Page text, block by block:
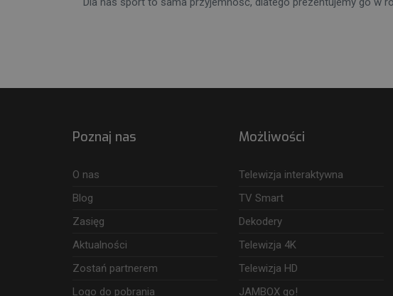
Poznaj nas
O nas
Blog
Zasięg
Aktualności
Zostań partnerem
Logo do pobrania
Możliwości
Telewizja interaktywna
TV Smart
Dekodery
Telewizja 4K
Telewizja HD
JAMBOX go!